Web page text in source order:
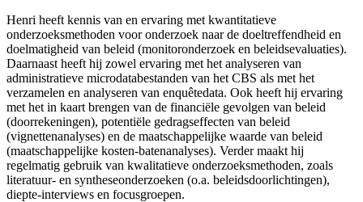
Henri heeft kennis van en ervaring met kwantitatieve
onderzoeksmethoden voor onderzoek naar de doeltreffendheid en
doelmatigheid van beleid (monitoronderzoek en beleidsevaluaties).
Daarnaast heeft hij zowel ervaring met het analyseren van
administratieve microdatabestanden van het CBS als met het
verzamelen en analyseren van enquêtedata. Ook heeft hij ervaring
met het in kaart brengen van de financiële gevolgen van beleid
(doorrekeningen), potentiële gedragseffecten van beleid
(vignettenanalyses) en de maatschappelijke waarde van beleid
(maatschappelijke kosten-batenanalyses). Verder maakt hij
regelmatig gebruik van kwalitatieve onderzoeksmethoden, zoals
literatuur- en syntheseonderzoeken (o.a. beleidsdoorlichtingen),
diepte-interviews en focusgroepen.